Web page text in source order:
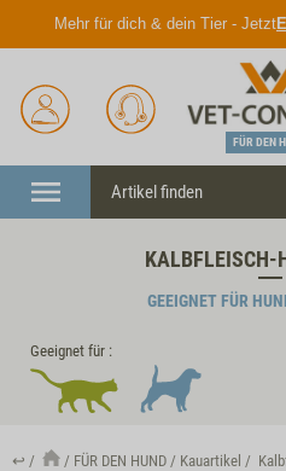
Mehr für dich & dein Tier - Jetzt
Anmelden
Unser
Service
FÜR DEN
Menü
KALBFLEISCH-
GEEIGNET FÜR
Geeignet für :
↩ FÜR DEN HUND Kauartikel